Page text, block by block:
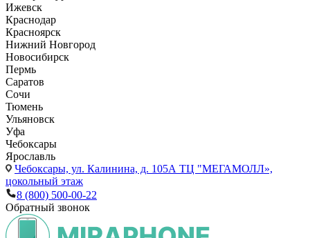
Ижевск
Краснодар
Красноярск
Нижний Новгород
Новосибирск
Пермь
Саратов
Сочи
Тюмень
Ульяновск
Уфа
Чебоксары
Ярославль
Чебоксары, ул. Калинина, д. 105А ТЦ "МЕГАМОЛЛ»,
цокольный этаж
8 (800) 500-00-22
Обратный звонок